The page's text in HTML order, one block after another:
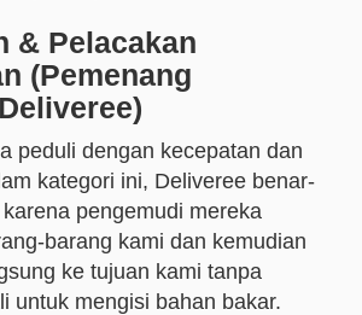
& Pelacakan
(Pemenang
peduli dengan kecepatan dan
kategori ini, Deliveree benar-
pengemudi mereka
barang kami dan kemudian
ke tujuan kami tanpa
untuk mengisi bahan bakar.